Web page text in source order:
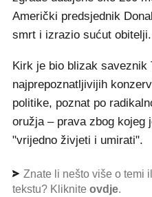
Američki predsjednik
smrt i izrazio sućut obitelji.
Kirk je bio blizak saveznik
najprepoznatljivijih
politike, poznat po
oružja – prava zbog kojeg
"vrijedno živjeti i umirati".
Znate li nešto više o temi
tekstu? Kliknite ovdje.